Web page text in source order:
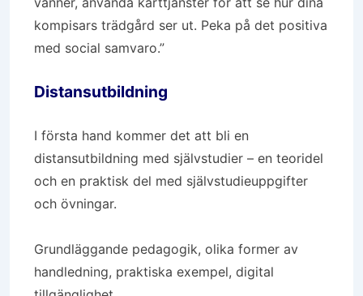
kompisars trädgård ser ut. Peka på det positiva
med social samvaro.”
Distansutbildning
I första hand kommer det att bli en
distansutbildning med självstudier – en teoridel
och en praktisk del med självstudieuppgifter
och övningar.
Grundläggande pedagogik, olika former av
handledning, praktiska exempel, digital